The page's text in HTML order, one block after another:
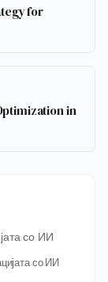
for
in
со ИИ
со ИИ